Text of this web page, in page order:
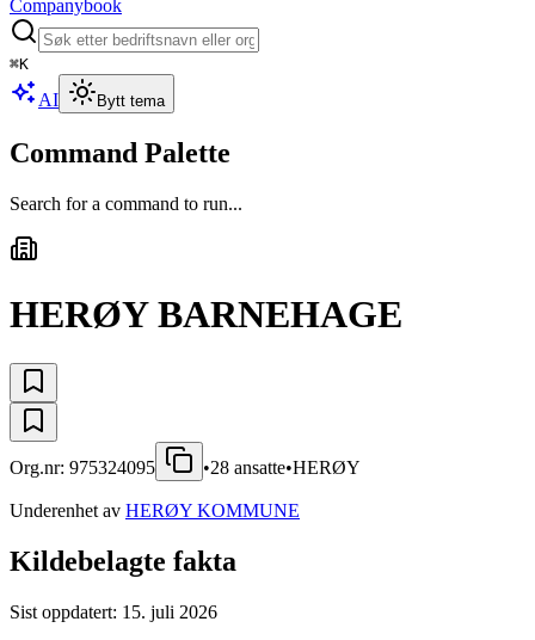
Companybook
⌘K
AI Bytt tema
Command Palette
Search for a command to run...
HERØY BARNEHAGE
Org.nr: 975324095 •28 ansatte•HERØY
Underenhet av HERØY KOMMUNE
Kildebelagte fakta
Sist oppdatert: 15. juli 2026